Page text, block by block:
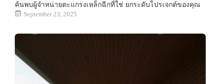
ค้นพบผู้จำหน่ายตะแกรงเหล็กฉีกที่ใช่ ยกระดับโปรเจกต์ของคุณ
September 23, 2025